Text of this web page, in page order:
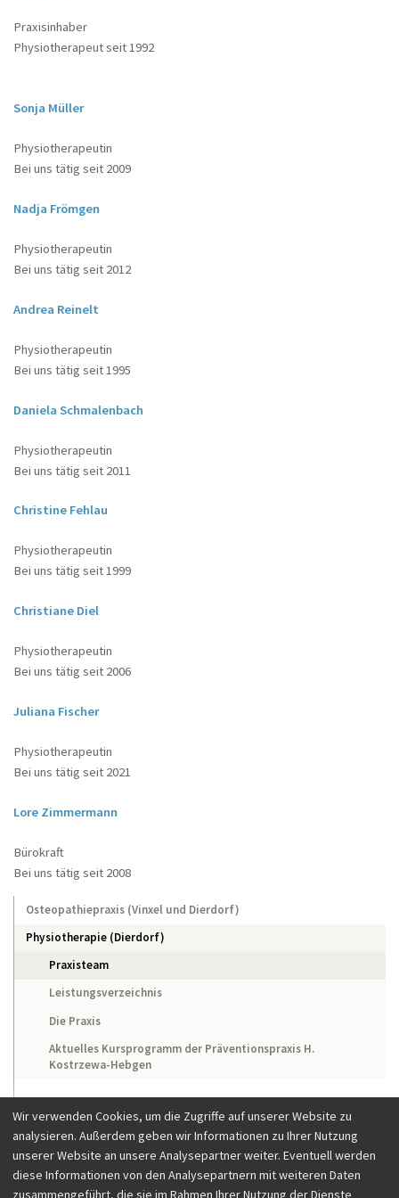
Home
Praxisinhaber
Physiotherapeut seit 1992
Sonja Müller
Physiotherapeutin
Bei uns tätig seit 2009
Nadja Frömgen
Physiotherapeutin
Bei uns tätig seit 2012
Andrea Reinelt
Physiotherapeutin
Bei uns tätig seit 1995
Daniela Schmalenbach
Physiotherapeutin
Bei uns tätig seit 2011
Christine Fehlau
Physiotherapeutin
Bei uns tätig seit 1999
Christiane Diel
Physiotherapeutin
Bei uns tätig seit 2006
Juliana Fischer
Physiotherapeutin
Bei uns tätig seit 2021
Lore Zimmermann
Bürokraft
Bei uns tätig seit 2008
Osteopathiepraxis (Vinxel und Dierdorf)
Physiotherapie (Dierdorf)
Praxisteam
Leistungsverzeichnis
Die Praxis
Aktuelles Kursprogramm der Präventionspraxis H.
Kostrzewa-Hebgen
Wir verwenden Cookies, um die Zugriffe auf unserer Website zu
analysieren. Außerdem geben wir Informationen zu Ihrer Nutzung
unserer Website an unsere Analysepartner weiter. Eventuell werden
diese Informationen von den Analysepartnern mit weiteren Daten
zusammengeführt, die sie im Rahmen Ihrer Nutzung der Dienste